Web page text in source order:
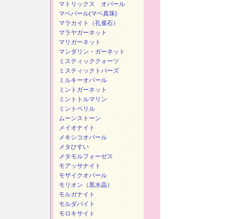
マトリックス オパール
マベパール(マベ真珠)
マラカイト（孔雀石）
マラヤガーネット
マリガーネット
マンダリン・ガーネット
ミスティッククォーツ
ミスティックトパーズ
ミルキーオパール
ミントガーネット
ミントトルマリン
ミントベリル
ムーンストーン
メイオナイト
メキシコオパール
メタひすい
メタモルフォーゼス
モアッサナイト
モザイクオパール
モリオン（黒水晶）
モルガナイト
モルダバイト
モロキサイト